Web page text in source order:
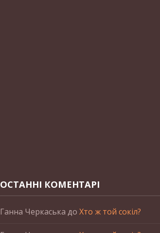
ОСТАННІ КОМЕНТАРІ
Ганна Черкаська до Хто ж той сокіл?